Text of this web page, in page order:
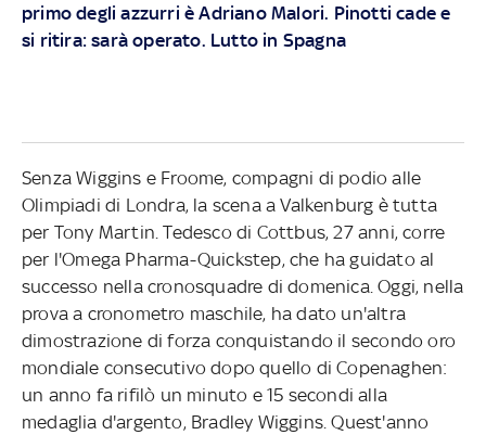
primo degli azzurri è Adriano Malori. Pinotti cade e
si ritira: sarà operato. Lutto in Spagna
Senza Wiggins e Froome, compagni di podio alle
Olimpiadi di Londra, la scena a Valkenburg è tutta
per Tony Martin. Tedesco di Cottbus, 27 anni, corre
per l'Omega Pharma-Quickstep, che ha guidato al
successo nella cronosquadre di domenica. Oggi, nella
prova a cronometro maschile, ha dato un'altra
dimostrazione di forza conquistando il secondo oro
mondiale consecutivo dopo quello di Copenaghen:
un anno fa rifilò un minuto e 15 secondi alla
medaglia d'argento, Bradley Wiggins. Quest'anno